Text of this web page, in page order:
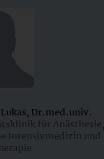
Dr.med.univ.
für Anästhesie,
Intensivmedizin und